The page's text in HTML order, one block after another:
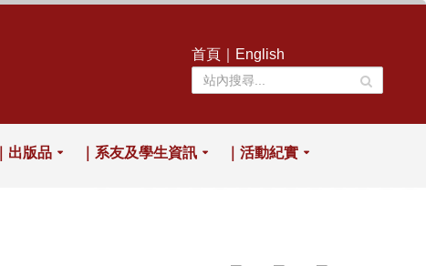
首頁 English
｜出版品 ｜系友及學生資訊
｜活動紀實